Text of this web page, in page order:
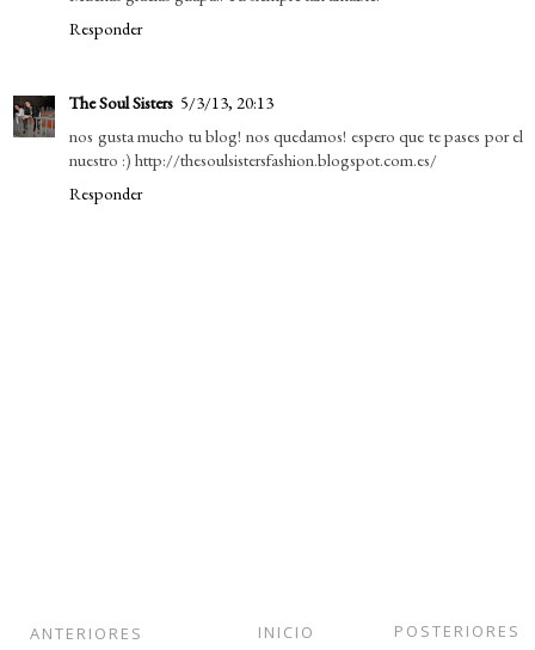
Responder
The Soul Sisters 5/3/13, 20:13
nos gusta mucho tu blog! nos quedamos! espero que te pases por el
nuestro :) http://thesoulsistersfashion.blogspot.com.es/
Responder
POSTERIORES
INICIO
ANTERIORES